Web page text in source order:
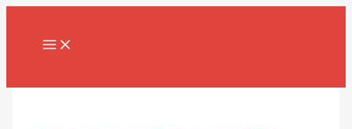
Skip
content
MAIN
จำนวน
สไลด์
9